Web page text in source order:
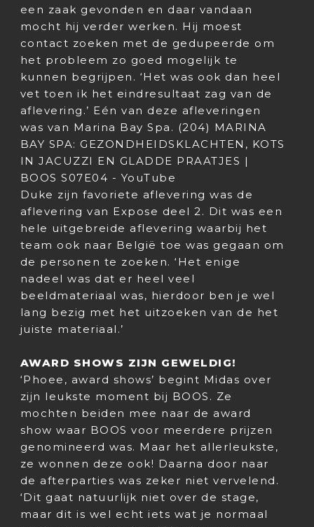
een zaak gevonden en daar vandaan
mocht hij verder werken. Hij moest
contact zoeken met de gedupeerde om
het probleem zo goed mogelijk te
kunnen begrijpen. ‘Het was ook dan heel
vet toen ik het eindresultaat zag van de
aflevering.’ Eén van deze afleveringen
was van Marina Bay Spa. (204) MARINA
BAY SPA: GEZONDHEIDSKLACHTEN, KOTS
IN JACUZZI EN GLADDE PRAATJES |
BOOS S07E04 - YouTube
Duke zijn favoriete aflevering was de
aflevering van Expose deel 2. Dit was een
hele uitgebreide aflevering waarbij het
team ook naar België toe was gegaan om
de personen te zoeken. ‘Het enige
nadeel was dat er heel veel
beeldmateriaal was, hierdoor ben je wel
lang bezig met het uitzoeken van de het
juiste materiaal.’
AWARD SHOWS ZIJN GEWELDIG!
‘Phoee, award shows’ begint Midas over
zijn leukste moment bij BOOS. Ze
mochten beiden mee naar de award
show waar BOOS voor meerdere prijzen
genomineerd was. Maar het allerleukste,
ze wonnen deze ook! Daarna door naar
de afterparties was zeker niet vervelend.
‘Dit gaat natuurlijk niet over de stage,
maar dit is wel echt iets wat je normaal